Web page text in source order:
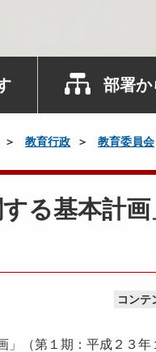
部署か
教育行政 教育委員会
る基本計
コンテ
（第１期：平成２３年